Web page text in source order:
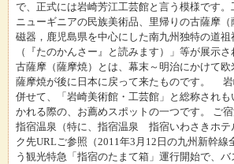
で、正式には岩崎芳江工芸館と言う模様です
ニューギニアの民族美術品、里帰りの古薩摩
磁器，鹿児島県を中心にした南九州独特の道
（『たのかんさー』と読みます）」等が展示
古薩摩（薩摩焼）とは、幕末～明治にかけて
薩摩焼が後に日本に戻って来たものです。 岩
併せて、「岩崎美術館・工芸館」と総称され
かれる際の、お薦めスポットの一つです。 ご
指宿温泉（特に、指宿温泉 指宿いわさきホテ
ク先URLご参照（2011年3月12日の九州新幹線
う観光特急「指宿のたまて箱」運行開始で、